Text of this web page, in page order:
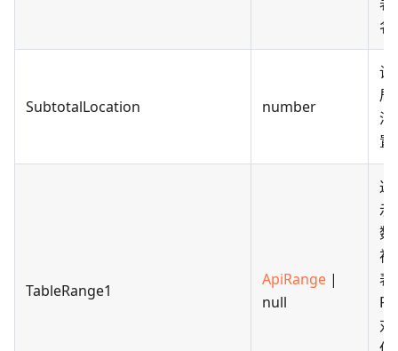
名
SubtotalLocation number
设
局
汇
置
TableRange1
ApiRange |
null
返
示
数
视
表
对